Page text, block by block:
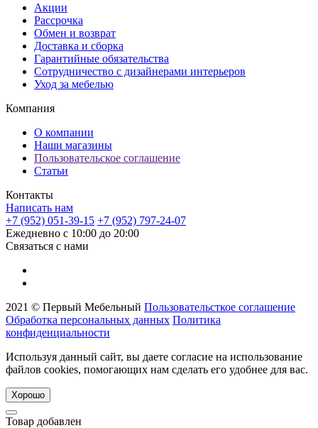
Акции
Рассрочка
Обмен и возврат
Доставка и сборка
Гарантийные обязательства
Сотрудничество с дизайнерами интерьеров
Уход за мебелью
Компания
О компании
Наши магазины
Пользовательское соглашение
Статьи
Контакты
Написать нам
+7 (952) 051-39-15 +7 (952) 797-24-07
Ежедневно с 10:00 до 20:00
Связаться с нами
2021 © Первый Мебельный Пользовательсткое соглашение
Обработка персональных данных Политика
конфиденциальности
Используя данный сайт, вы даете согласие на использование
файлов cookies, помогающих нам сделать его удобнее для вас.
Хорошо
Товар добавлен